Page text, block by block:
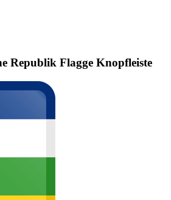
Republik Flagge Knopfleiste